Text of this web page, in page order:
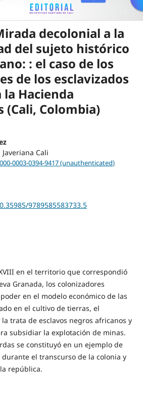
decolonial a la
del sujeto histórico
: el caso de los
de los esclavizados
Hacienda
(Cali, Colombia)
Cali
0003-0394-9417 (unauthenticated)
9789585583733.5
en el territorio que correspondió
Granada, los colonizadores
en el modelo económico de las
en el cultivo de tierras, el
trata de esclavos negros africanos y
subsidiar la explotación de minas.
se constituyó en un ejemplo de
el transcurso de la colonia y
república.